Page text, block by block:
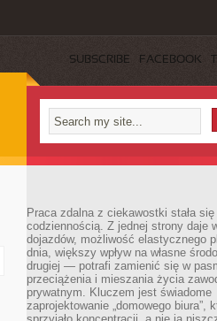
SUBSCRIBE FACEBOOK
Praca zdalna z ciekawostki stała
codziennością. Z jednej strony daje
dojazdów, możliwość elastycznego
dnia, większy wpływ na własne
drugiej — potrafi zamienić się w
przeciążenia i mieszania życia
prywatnym. Kluczem jest świadome
zaprojektowanie „domowego biura”,